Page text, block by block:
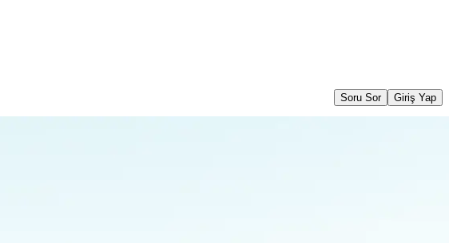
Soru Sor Giriş Yap